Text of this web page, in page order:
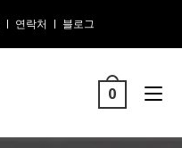
연락처 블로그
0